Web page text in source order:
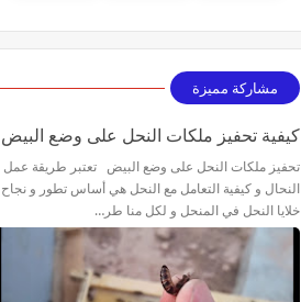
مشاركة مميزة
كيفية تحفيز ملكات النحل على وضع البيض
تحفيز ملكات النحل على وضع البيض تعتبر طريقة عمل
النحال و كيفية التعامل مع النحل هي أساس تطور و نجاح
خلايا النحل في المنحل و لكل منا طر…